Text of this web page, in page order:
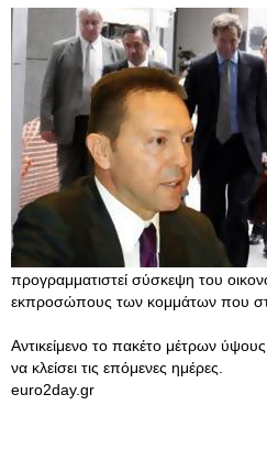
προγραμματιστεί σύσκεψη του
εκπροσώπους των κομμάτων που
Αντικείμενο το πακέτο μέτρων
να κλείσει τις επόμενες ημέρες.
euro2day.gr